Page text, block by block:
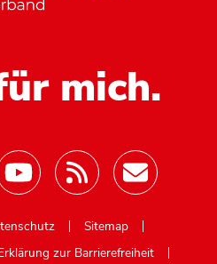
mich.
Sitemap
zur Barrierefreiheit